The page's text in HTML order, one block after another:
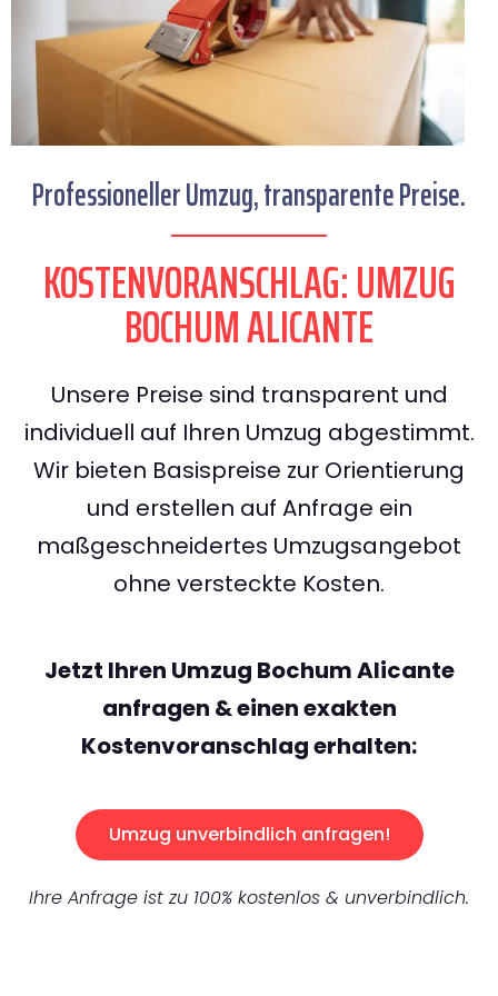
Professioneller Umzug, transparente Preise.
KOSTENVORANSCHLAG: UMZUG
BOCHUM ALICANTE
Unsere Preise sind transparent und
individuell auf Ihren Umzug abgestimmt.
Wir bieten Basispreise zur Orientierung
und erstellen auf Anfrage ein
maßgeschneidertes Umzugsangebot
ohne versteckte Kosten.
Jetzt Ihren Umzug Bochum Alicante
anfragen & einen exakten
Kostenvoranschlag erhalten:
Umzug unverbindlich anfragen!
Ihre Anfrage ist zu 100% kostenlos & unverbindlich.